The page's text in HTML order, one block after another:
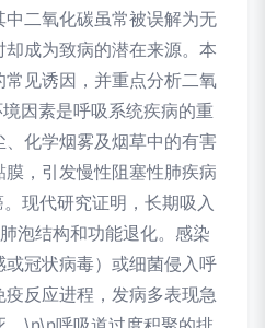
二氧化碳虽常被误解为无
成为致病的潜在来源。本
见诱因，并重点分析二氧
因素是呼吸系统疾病的重
化学烟雾及烟草中的有害
，引发慢性阻塞性肺疾病
。现代研究证明，长期吸入
泡结构和功能退化。感染
冠状病毒）或细菌侵入呼
反应进程，发病多表现急